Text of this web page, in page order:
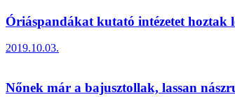
Óriáspandákat kutató intézetet hoztak
2019.10.03.
Nőnek már a bajusztollak, lassan